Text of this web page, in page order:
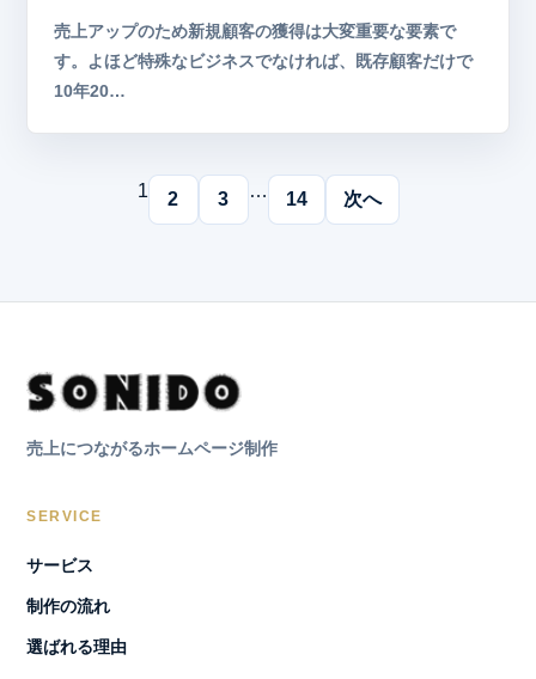
売上アップのため新規顧客の獲得は大変重要な要素で
す。よほど特殊なビジネスでなければ、既存顧客だけで
10年20…
1 2 3 … 14 次へ
売上につながるホームページ制作
SERVICE
サービス
制作の流れ
選ばれる理由